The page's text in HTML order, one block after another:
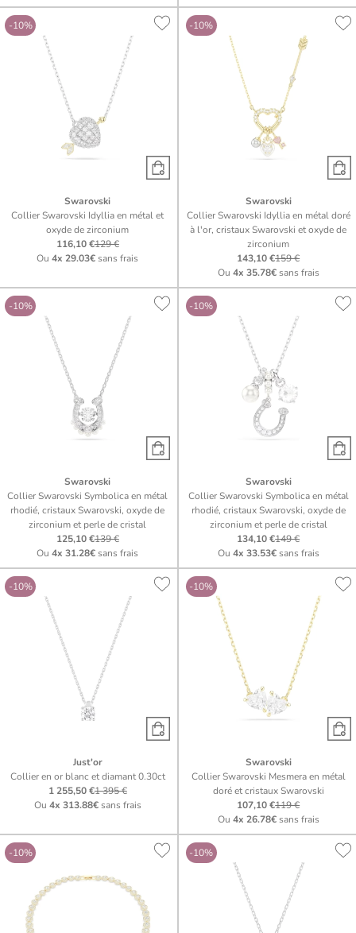
-10%
Swarovski
Collier Swarovski Idyllia en métal et
oxyde de zirconium
116,10 €129 €
Ou4x 29.03€sans frais
-10%
Swarovski
Collier Swarovski Idyllia en métal doré
à l'or, cristaux Swarovski et oxyde de
zirconium
143,10 €159 €
Ou 4x 35.78€sans frais
-10%
Swarovski
Collier Swarovski Symbolica en métal
rhodié, cristaux Swarovski, oxyde de
zirconium et perle de cristal
125,10 €139 €
Ou4x 31.28€sans frais
-10%
Swarovski
Collier Swarovski Symbolica en métal
rhodié, cristaux Swarovski, oxyde de
zirconium et perle de cristal
134,10 €149 €
Ou 4x 33.53€sans frais
-10%
Just'or
Collier en or blanc et diamant 0.30ct
1 255,50 €1 395 €
Ou 4x 313.88€sans frais
-10%
Swarovski
Collier Swarovski Mesmera en métal
doré et cristaux Swarovski
107,10 €119 €
Ou 4x 26.78€sans frais
-10% -10%